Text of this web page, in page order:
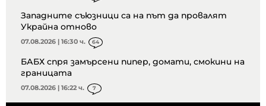
Западните съюзници са на път да провалят
Украйна отново
07.08.2026 | 16:30 ч. 64
БАБХ спря замърсени пипер, домати, смокини на
границата
07.08.2026 | 16:22 ч. 7